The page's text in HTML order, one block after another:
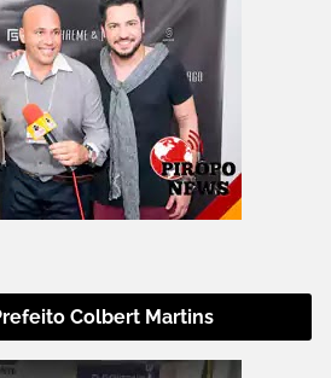
Colbert Martins